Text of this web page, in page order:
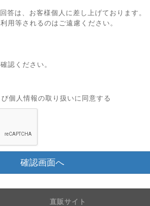
答は、お客様個人に差し上げております。
用等されるのはご遠慮ください。
認ください。
個人情報の取り扱いに同意する
確認画面へ
直販サイト